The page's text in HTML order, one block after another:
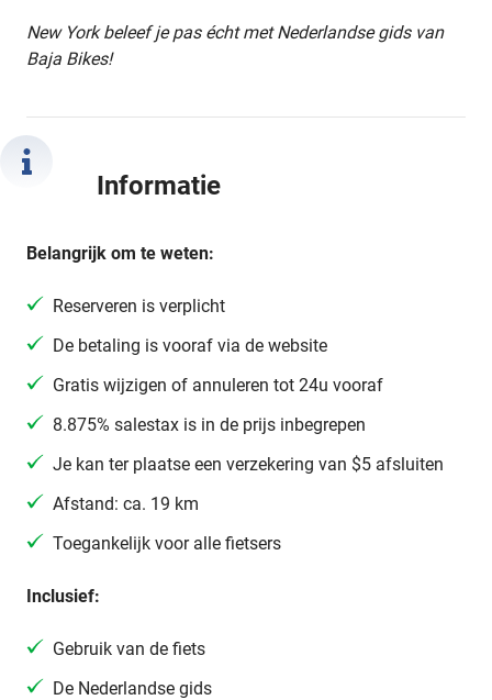
New York beleef je pas écht met Nederlandse gids van
Baja Bikes!
Informatie
Belangrijk om te weten:
Reserveren is verplicht
De betaling is vooraf via de website
Gratis wijzigen of annuleren tot 24u vooraf
8.875% salestax is in de prijs inbegrepen
Je kan ter plaatse een verzekering van $5 afsluiten
Afstand: ca. 19 km
Toegankelijk voor alle fietsers
Inclusief:
Gebruik van de fiets
De Nederlandse gids